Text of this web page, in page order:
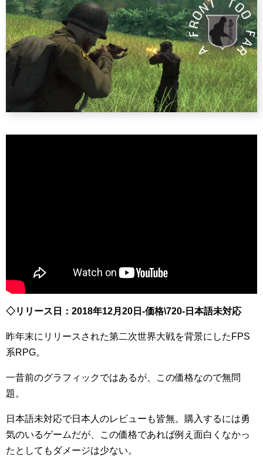
◇リリース日：2018年12月20日-価格\720-日本語未対応
昨年末にリリースされた第二次世界大戦を背景にしたFPS
系RPG。
一昔前のグラフィックではあるが、この価格なので無問
題。
日本語未対応で日本人のレビューも皆無。購入するには勇
気のいるゲームだが、この価格であれば例え面白くなかっ
たとしてもダメージは少ない。